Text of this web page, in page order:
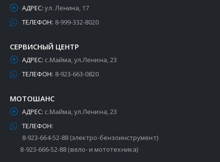
АДРЕС: ул. Ленина, 17
ТЕЛЕФОН: 8-999-332-8020
СЕРВИСНЫЙ ЦЕНТР
АДРЕС: с.Майма, ул.Ленина, 23
ТЕЛЕФОН: 8-923-663-0820
МОТОШАНС
АДРЕС: с.Майма, ул.Ленина, 23
ТЕЛЕФОН:
8-923-664-52-88 (электро-бензоинструмент)
8-923-666-52-88 (вело- и мототехника)